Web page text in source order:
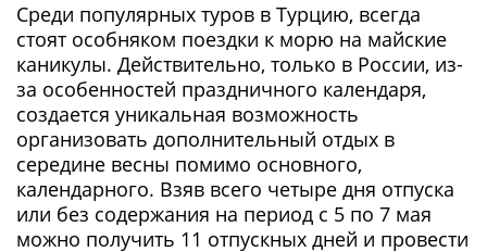
Среди популярных туров в Турцию, всегда
стоят особняком поездки к морю на майские
каникулы. Действительно, только в России, из-
за особенностей праздничного календаря,
создается уникальная возможность
организовать дополнительный отдых в
середине весны помимо основного,
календарного. Взяв всего четыре дня отпуска
или без содержания на период с 5 по 7 мая
можно получить 11 отпускных дней и провести